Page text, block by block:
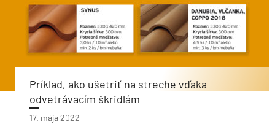
Príklad, ako ušetriť na streche vďaka
odvetrávacím škridlám
17. mája 2022